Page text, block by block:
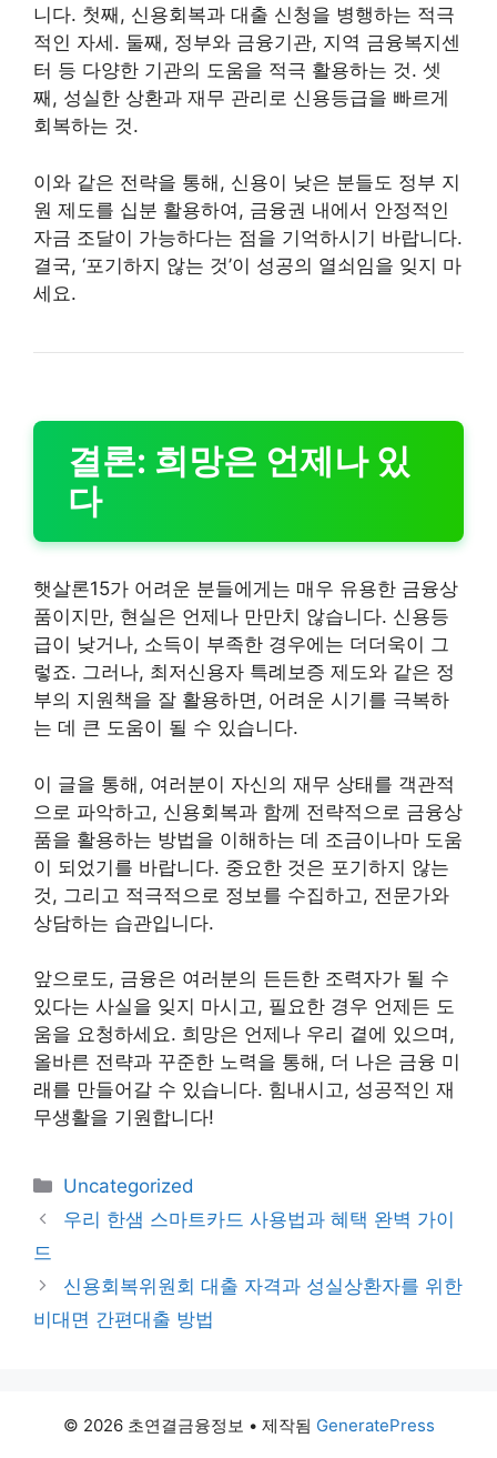
니다. 첫째, 신용회복과 대출 신청을 병행하는 적극
적인 자세. 둘째, 정부와 금융기관, 지역 금융복지센
터 등 다양한 기관의 도움을 적극 활용하는 것. 셋
째, 성실한 상환과 재무 관리로 신용등급을 빠르게
회복하는 것.
이와 같은 전략을 통해, 신용이 낮은 분들도 정부 지
원 제도를 십분 활용하여, 금융권 내에서 안정적인
자금 조달이 가능하다는 점을 기억하시기 바랍니다.
결국, ‘포기하지 않는 것’이 성공의 열쇠임을 잊지 마
세요.
결론: 희망은 언제나 있
다
햇살론15가 어려운 분들에게는 매우 유용한 금융상
품이지만, 현실은 언제나 만만치 않습니다. 신용등
급이 낮거나, 소득이 부족한 경우에는 더더욱이 그
렇죠. 그러나, 최저신용자 특례보증 제도와 같은 정
부의 지원책을 잘 활용하면, 어려운 시기를 극복하
는 데 큰 도움이 될 수 있습니다.
이 글을 통해, 여러분이 자신의 재무 상태를 객관적
으로 파악하고, 신용회복과 함께 전략적으로 금융상
품을 활용하는 방법을 이해하는 데 조금이나마 도움
이 되었기를 바랍니다. 중요한 것은 포기하지 않는
것, 그리고 적극적으로 정보를 수집하고, 전문가와
상담하는 습관입니다.
앞으로도, 금융은 여러분의 든든한 조력자가 될 수
있다는 사실을 잊지 마시고, 필요한 경우 언제든 도
움을 요청하세요. 희망은 언제나 우리 곁에 있으며,
올바른 전략과 꾸준한 노력을 통해, 더 나은 금융 미
래를 만들어갈 수 있습니다. 힘내시고, 성공적인 재
무생활을 기원합니다!
카
테
Uncategorized
우리 한샘 스마트카드 사용법과 혜택 완벽 가이
드
신용회복위원회 대출 자격과 성실상환자를 위한
비대면 간편대출 방법
© 2026 초연결금융정보 • 제작됨 GeneratePress